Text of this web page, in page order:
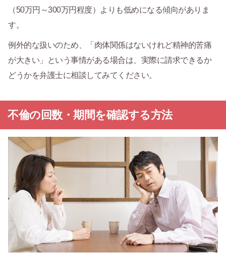
（50万円～300万円程度）よりも低めになる傾向がありま
す。
例外的な扱いのため、「肉体関係はないけれど精神的苦痛
が大きい」という事情がある場合は、実際に請求できるか
どうかを弁護士に相談してみてください。
不倫の回数・期間を確認する方法